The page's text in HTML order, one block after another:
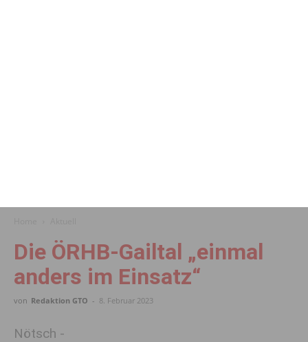
Die ÖRHB-Gailtal „einmal
anders im Einsatz“
von Redaktion GTO - 8. Februar 2023
Nötsch -